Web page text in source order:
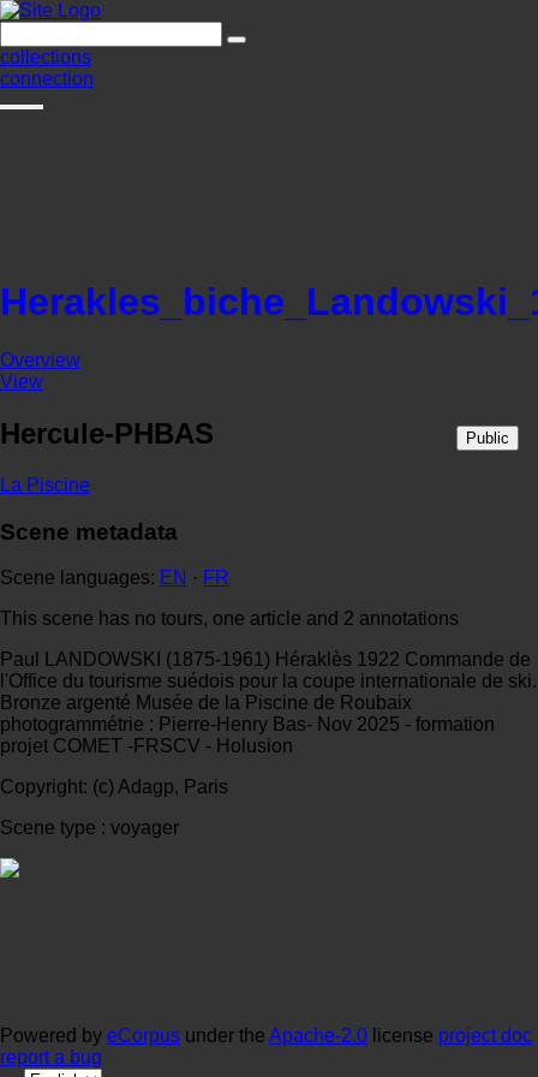
collections
connection
Overview
View
Hercule-PHBAS Public
La Piscine
Scene metadata
Scene languages: EN · FR
This scene has no tours, one article and 2 annotations
Paul LANDOWSKI (1875-1961) Héraklès 1922 Commande de
l'Office du tourisme suédois pour la coupe internationale de ski.
Bronze argenté Musée de la Piscine de Roubaix
photogrammétrie : Pierre-Henry Bas- Nov 2025 - formation
projet COMET -FRSCV - Holusion
Copyright: (c) Adagp, Paris
Scene type : voyager
Powered by eCorpus under the Apache-2.0 license project doc
report a bug